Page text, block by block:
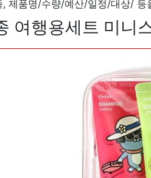
제품명/수량/예산/일정/대상/
여행용세트 미니